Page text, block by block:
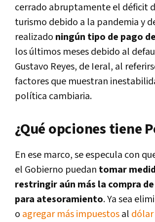
cerrado abruptamente el déficit
turismo debido a la pandemia y
realizado ningún tipo de pago
los últimos meses debido al
Gustavo Reyes, de Ieral, al
factores que muestran
política cambiaria.
¿Qué opciones tiene
En ese marco, se especula con
el Gobierno puedan tomar
restringir aún más la compra
para atesoramiento. Ya sea
o agregar más impuestosal dólar